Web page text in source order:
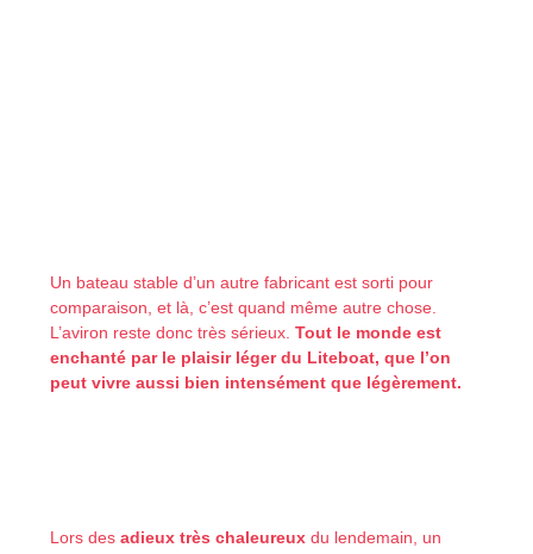
Un bateau stable d’un autre fabricant est sorti pour
comparaison, et là, c’est quand même autre chose.
L’aviron reste donc très sérieux.Tout le monde est
enchanté par le plaisir léger du Liteboat, que l’on
peut vivre aussi bien intensément que légèrement.
Lors desadieux très chaleureux du lendemain, un